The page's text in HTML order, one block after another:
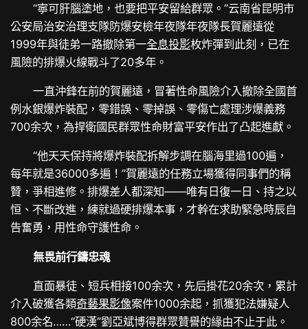
“寧可肝腦塗地，也要把平安留給群眾。”云南省昆明市
公安局治安治理支隊防爆安檢年夜隊年夜隊長賀麗遠從
1999年與徒弟一路撤除第一全息投影枚炸彈到此刻，已在
風險的排爆火線戰斗了20多年。
一直沖鋒在前的賀麗遠，冒著性命風險介入撤除全國首
例水銀爆炸裝配，零錯誤、零掉誤、零傷亡處理涉爆義務
700余次，為捍衛國民群眾性命財富平安作出了凸起進獻。
“他天天保持將爆炸裝配拆解步調在腦海里過100遍，
每年就是36000多遍！”賀麗遠的任務立場獲得同事們的稱
贊，爭相進修。排爆差人都深知——唯有日復一日、持之以
恒、不斷改進，練就過硬排爆本事，才幹在求助緊急時辰自
告奮勇，用性命守護性命。
無畏前行鑄忠魂
直面暴徒、短兵相接100余次，先后掛花20余次，累計
介入破獲各類奇藝果影像案件1000余起，抓獲犯法嫌疑人
800余名……“硬漢”劉亞斌博得群眾贊譽的緣由不止于此。